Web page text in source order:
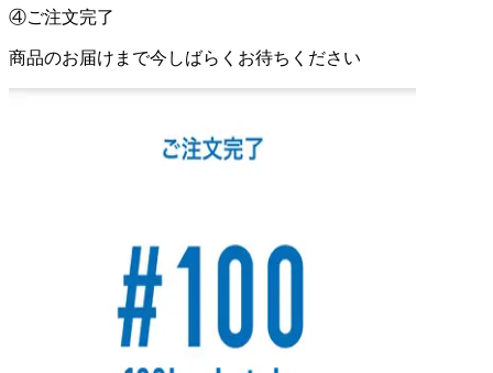
④ご注文完了
商品のお届けまで今しばらくお待ちください